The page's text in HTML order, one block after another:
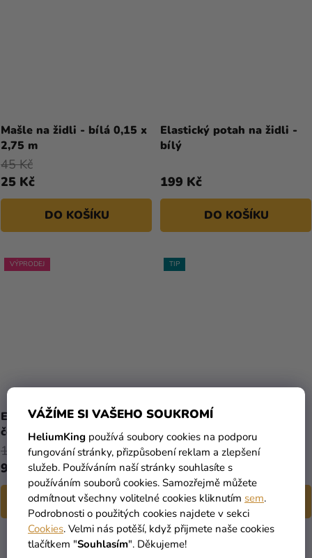
VÁŽÍME SI VAŠEHO SOUKROMÍ
HeliumKing používá soubory cookies na podporu
fungování stránky, přizpůsobení reklam a zlepšení
služeb. Používáním naší stránky souhlasíte s
používáním souborů cookies. Samozřejmě můžete
odmítnout všechny volitelné cookies kliknutím sem.
Podrobnosti o použitých cookies najdete v sekci
Cookies. Velmi nás potěší, když přijmete naše cookies
tlačítkem "Souhlasím". Děkujeme!
Mašle na židli - bílá 0,15 x
2,75 m
25 Kč
45 Kč
DO KOŠÍKU
Elastický potah na židli -
bílý
199 Kč
DO KOŠÍKU
VÝPRODEJ
Elastický potah na židli -
černý
99 Kč
179 Kč
DO KOŠÍKU
TIP
Mašle na židli - světlá
zlatá 0,15 x 2,75 m
49 Kč
DO KOŠÍKU